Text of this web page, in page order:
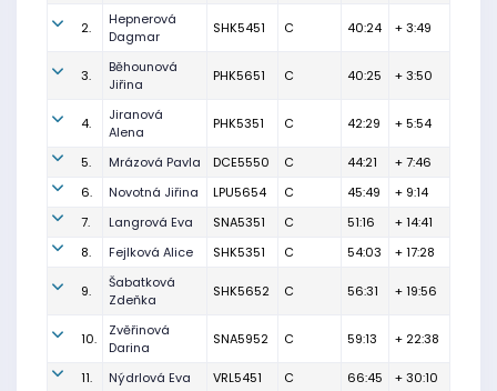
2.
Hepnerová
Dagmar
SHK5451 C 40:24 + 3:49
3.
Běhounová
Jiřina
PHK5651 C 40:25 + 3:50
4.
Jiranová
Alena
PHK5351 C 42:29 + 5:54
5. Mrázová Pavla DCE5550 C 44:21
+ 7:46
6.
Novotná Jiřina LPU5654 C 45:49
+ 9:14
7.
Langrová Eva SNA5351 C 51:16
+ 14:41
8.
Fejlková Alice SHK5351 C 54:03 + 17:28
9.
Šabatková
Zdeňka
SHK5652 C 56:31 + 19:56
10.
Zvěřinová
Darina
SNA5952 C 59:13 + 22:38
11. Nýdrlová Eva VRL5451 C 66:45
+ 30:10